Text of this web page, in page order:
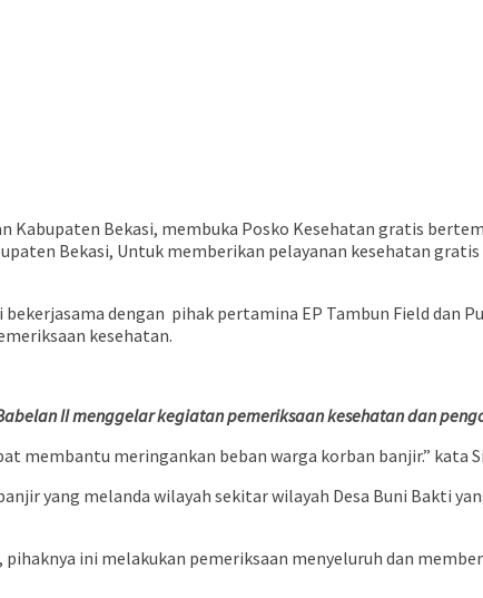
Kabupaten Bekasi, membuka Posko Kesehatan gratis
Bekasi, Untuk memberikan pelayanan kesehatan
dengan pihak pertamina EP Tambun Field dan
kesehatan.
II menggelar kegiatan pemeriksaan kesehatan dan
membantu meringankan beban warga korban banjir.” kata
yang melanda wilayah sekitar wilayah Desa Buni Bakti
ini melakukan pemeriksaan menyeluruh dan